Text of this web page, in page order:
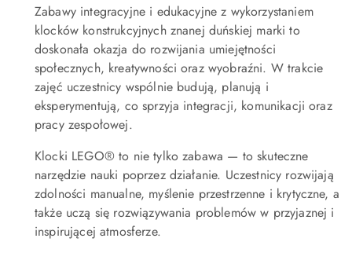
Zabawy integracyjne i edukacyjne z wykorzystaniem
klocków konstrukcyjnych znanej duńskiej marki to
doskonała okazja do rozwijania umiejętności
społecznych, kreatywności oraz wyobraźni. W trakcie
zajęć uczestnicy wspólnie budują, planują i
eksperymentują, co sprzyja integracji, komunikacji oraz
pracy zespołowej.
Klocki LEGO® to nie tylko zabawa — to skuteczne
narzędzie nauki poprzez działanie. Uczestnicy rozwijają
zdolności manualne, myślenie przestrzenne i krytyczne, a
także uczą się rozwiązywania problemów w przyjaznej i
inspirującej atmosferze.